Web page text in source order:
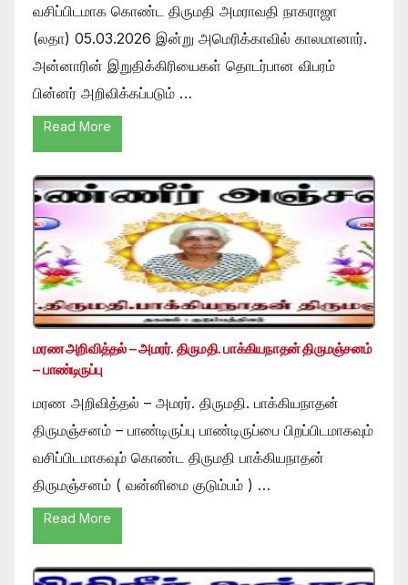
வசிப்பிடமாக கொண்ட திருமதி அமராவதி நாகராஜா
(லதா) 05.03.2026 இன்று அமெரிக்காவில் காலமானார்.
அன்னாரின் இறுதிக்கிரியைகள் தொடர்பான விபரம்
பின்னர் அறிவிக்கப்படும் …
Read More
மரண அறிவித்தல் – அமரர். திருமதி. பாக்கியநாதன் திருமஞ்சனம்
– பாண்டிருப்பு
மரண அறிவித்தல் – அமரர். திருமதி. பாக்கியநாதன்
திருமஞ்சனம் – பாண்டிருப்பு பாண்டிருப்பை பிறப்பிடமாகவும்
வசிப்பிடமாகவும் கொண்ட திருமதி பாக்கியநாதன்
திருமஞ்சனம் ( வன்னிமை குடும்பம் ) …
Read More